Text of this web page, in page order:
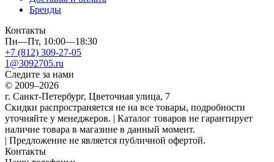
Бренды
Контакты
Пн—Пт, 10:00—18:30
+7 (812) 309-27-05
1@3092705.ru
Следите за нами
© 2009–2026
г. Санкт-Петербург, Цветочная улица, 7
Скидки распространяется не на все товары, подробности
уточняйте у менеджеров. | Каталог товаров не гарантирует
наличие товара в магазине в данный момент.
| Предложение не является публичной офертой.
Контакты